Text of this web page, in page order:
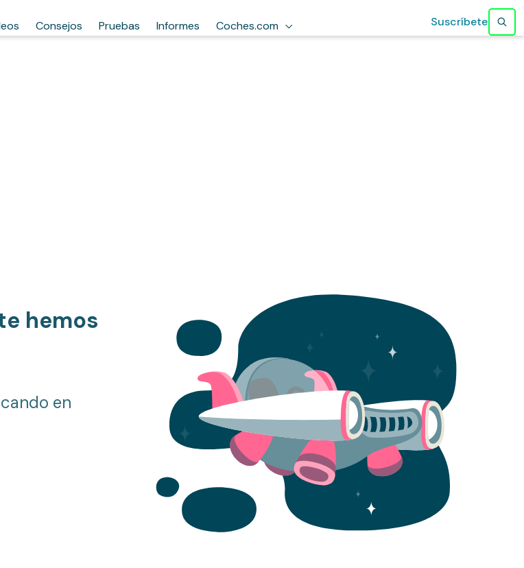
Consejos Pruebas Informes Coches.com Suscríbete
hemos
en